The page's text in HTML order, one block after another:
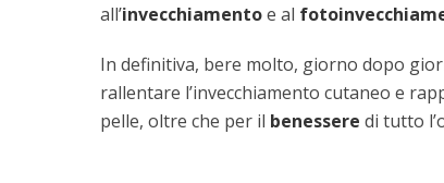
all’invecchiamentoe al
In definitiva, bere molto, giorno dopo
rallentare l’invecchiamento cutaneo e
pelle, oltre che per il benessere di tutto